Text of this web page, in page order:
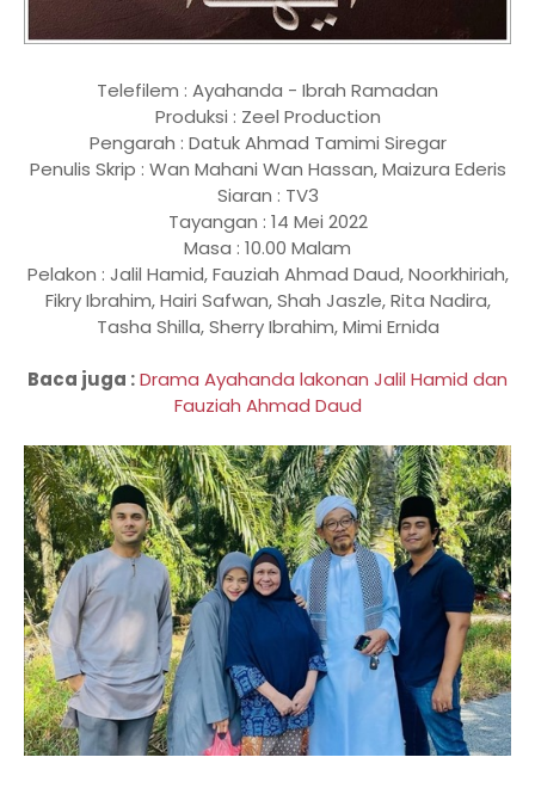
Telefilem : Ayahanda - Ibrah Ramadan
Produksi : Zeel Production
Pengarah : Datuk Ahmad Tamimi Siregar
Penulis Skrip : Wan Mahani Wan Hassan, Maizura Ederis
Siaran : TV3
Tayangan : 14 Mei 2022
Masa : 10.00 Malam
Pelakon : Jalil Hamid, Fauziah Ahmad Daud, Noorkhiriah,
Fikry Ibrahim, Hairi Safwan, Shah Jaszle, Rita Nadira,
Tasha Shilla, Sherry Ibrahim, Mimi Ernida
Baca juga :Drama Ayahanda lakonan Jalil Hamid dan
Fauziah Ahmad Daud